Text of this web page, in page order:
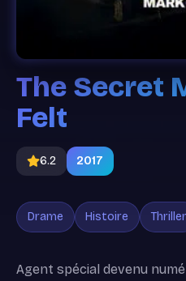
The Secret
Felt
6.2 2017
Drame Histoire Thriller
Agent spécial devenu